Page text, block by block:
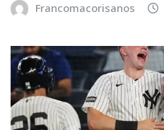
Francomacorisanos